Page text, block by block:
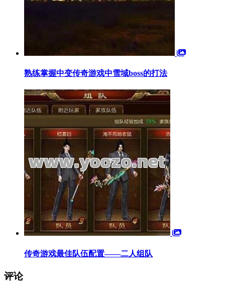
熟练掌握中变传奇游戏中雪域boss的打法
传奇游戏最佳队伍配置——二人组队
评论